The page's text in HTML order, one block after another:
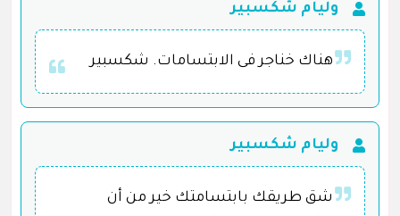
وليام شكسبير
هناك خناجر فى الابتسامات. شكسبير
وليام شكسبير
شق طريقك بابتسامتك خير من أن